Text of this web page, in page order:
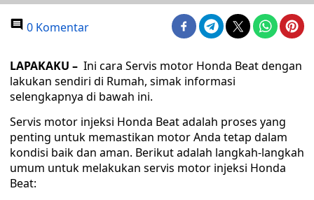
0 Komentar
LAPAKAKU – Ini cara Servis motor Honda Beat dengan
lakukan sendiri di Rumah, simak informasi
selengkapnya di bawah ini.
Servis motor injeksi Honda Beat adalah proses yang
penting untuk memastikan motor Anda tetap dalam
kondisi baik dan aman. Berikut adalah langkah-langkah
umum untuk melakukan servis motor injeksi Honda
Beat: